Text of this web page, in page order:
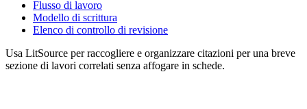
Flusso di lavoro
Modello di scrittura
Elenco di controllo di revisione
Usa LitSource per raccogliere e organizzare citazioni per una breve
sezione di lavori correlati senza affogare in schede.